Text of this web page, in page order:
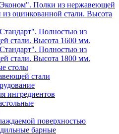
Полки из нержавеющей
из оцинкованной стали. Высота
Полностью из
стали. Высота 1600 мм.
Полностью из
стали. Высота 1800 мм.
столы
стали
ингредиентов
поверхностью
барные